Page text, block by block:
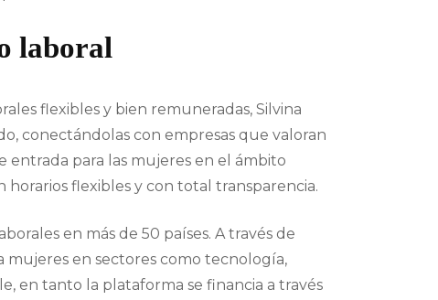
laboral
flexibles y bien remuneradas, Silvina
conectándolas con empresas que valoran
entrada para las mujeres en el ámbito
flexibles y con total transparencia.
en más de 50 países. A través de
mujeres en sectores como tecnología,
en tanto la plataforma se financia a través